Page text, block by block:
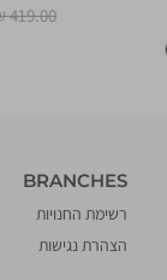
מחיר
419.00 ₪
BRANCHES
BRANCHES
רשימת החנויות
הצהרת נגישות